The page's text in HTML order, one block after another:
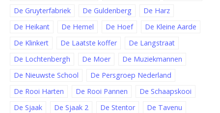
De Gruyterfabriek
De Guldenberg
De Harz
De Heikant
De Hemel De Hoef
De Kleine Aarde
De Klinkert
De Laatste koffer
De Langstraat
De Lochtenbergh
De Moer
De Muziekmannen
De Nieuwste School
De Persgroep Nederland
De Rooi Harten
De Rooi Pannen
De Schaapskooi
De Sjaak
De Sjaak 2 De Stentor
De Tavenu